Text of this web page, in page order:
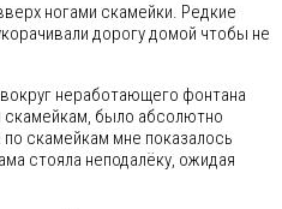
ногами скамейки. Редкие
дорогу домой чтобы не
неработающего фонтана
скамейкам, было абсолютно
скамейкам мне показалось
стояла неподалёку, ожидая